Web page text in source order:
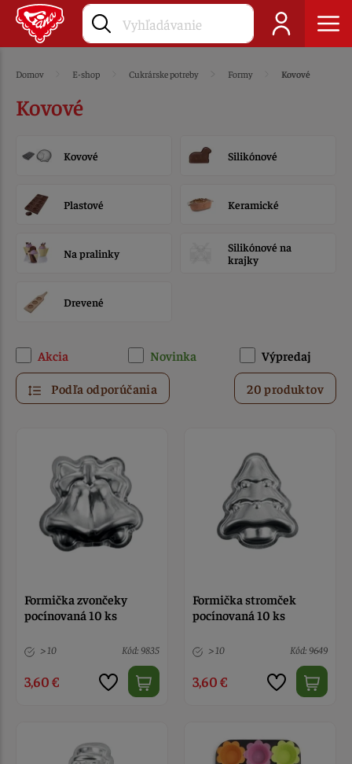
Domov E-shop Cukrárske potreby Formy Kovové
Kovové
Kovové Silikónové
Plastové Keramické
Na pralinky
Silikónové na
krajky
Drevené
Akcia Novinka Výpredaj
Podľa odporúčania 20 produktov
Formička zvončeky
pocínovaná 10 ks
> 10 Kód: 9835
3,60 €
Formička stromček
pocínovaná 10 ks
> 10 Kód: 9649
3,60 €